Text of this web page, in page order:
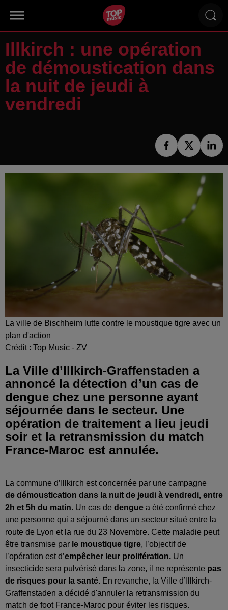
Illkirch : une opération
de démoustication dans
la nuit de jeudi à
vendredi
La ville de Bischheim lutte contre le moustique tigre avec un
plan d'action
Crédit : Top Music - ZV
La Ville d’Illkirch-Graffenstaden a
annoncé la détection d’un cas de
dengue chez une personne ayant
séjournée dans le secteur. Une
opération de traitement a lieu jeudi
soir et la retransmission du match
France-Maroc est annulée.
La commune d’Illkirch est concernée par une campagne
de démoustication dans la nuit de jeudi à vendredi, entre
2h et 5h du matin. Un cas de dengue a été confirmé chez
une personne qui a séjourné dans un secteur situé entre la
route de Lyon et la rue du 23 Novembre. Cette maladie peut
être transmise par le moustique tigre, l’objectif de
l’opération est d’empêcher leur prolifération. Un
insecticide sera pulvérisé dans la zone, il ne représente pas
de risques pour la santé. En revanche, la Ville d’Illkirch-
Graffenstaden a décidé d'annuler la retransmission du
match de foot France-Maroc pour éviter les risques.